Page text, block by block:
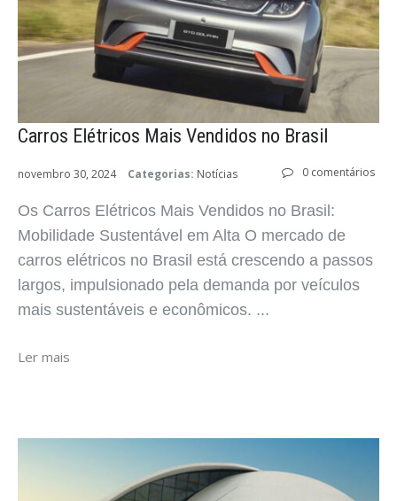
Carros Elétricos Mais Vendidos no Brasil
0 comentários
novembro 30, 2024 Categorias: Notícias
Os Carros Elétricos Mais Vendidos no Brasil:
Mobilidade Sustentável em Alta O mercado de
carros elétricos no Brasil está crescendo a passos
largos, impulsionado pela demanda por veículos
mais sustentáveis e econômicos. ...
Ler mais